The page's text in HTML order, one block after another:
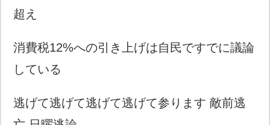
超え
消費税12%への引き上げは自民ですでに議論
している
逃げて逃げて逃げて逃げて参ります 敵前逃